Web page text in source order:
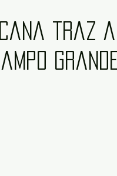
traz a
Grande